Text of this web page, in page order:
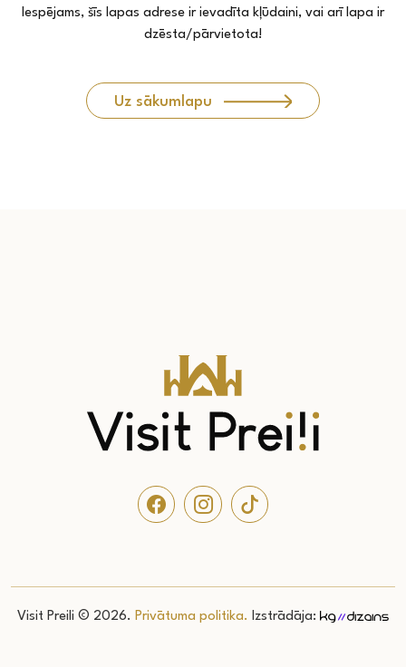
Iespējams, šīs lapas adrese ir ievadīta kļūdaini, vai arī lapa ir
dzēsta/pārvietota!
Uz sākumlapu
Visit Preili © 2026. Privātuma politika. Izstrādāja: